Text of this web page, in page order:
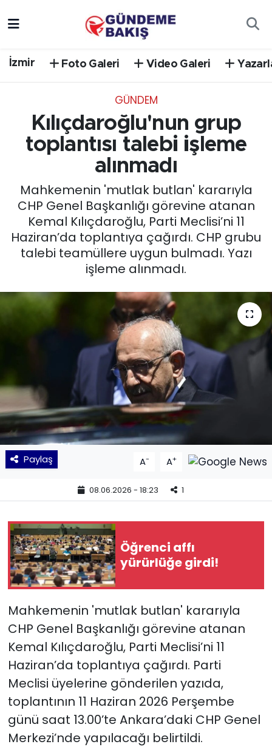
İzmir Foto Galeri Video Galeri
GÜNDEM
Kılıçdaroğlu'nun grup
toplantısı talebi işleme
alınmadı
Mahkemenin 'mutlak butlan' kararıyla
CHP Genel Başkanlığı görevine atanan
Kemal Kılıçdaroğlu, Parti Meclisi’ni 11
Haziran’da toplantıya çağırdı. CHP grubu
talebi teamüllere uygun bulmadı. Yazı
işleme alınmadı.
Paylaş A- A+
08.06.2026 - 18:23 1
Öğrenci affı
yürürlüğe girdi!
Mahkemenin 'mutlak butlan' kararıyla
CHP Genel Başkanlığı görevine atanan
Kemal Kılıçdaroğlu, Parti Meclisi’ni 11
Haziran’da toplantıya çağırdı. Parti
Meclisi üyelerine gönderilen yazıda,
toplantının 11 Haziran 2026 Perşembe
günü saat 13.00’te Ankara’daki CHP Genel
Merkezi’nde yapılacağı belirtildi.
EGE
EKONOMİ
English News
KÜLTÜR SANAT
MAGAZİN
POLİTİKA
SAĞLIK
Siyaset
SPOR
YEREL POLİTİKA
YEREL YÖNETİMLER
Yurt
Süper Lig Puan Durumu ve Fikstür
Tüm Manşetler
Son Dakika Haberleri
Haber Arşivi